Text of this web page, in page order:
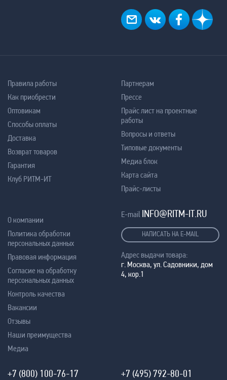
Правила работы
Как приобрести
Оптовикам
Способы оплаты
Доставка
Возврат товаров
Гарантия
Клуб РИТМ-ИТ
Партнерам
Прессе
Прайс лист на проектные
работы
Вопросы и ответы
Типовые документы
Медиа блок
Карта сайта
Прайс-листы
О компании
Политика обработки
персональных данных
Правовая информация
Согласие на обработку
персональных данных
Контроль качества
Вакансии
Отзывы
Наши преимущества
Медиа
E-mail INFO@RITM-IT.RU
НАПИСАТЬ НА E-MAIL
Адрес выдачи товара:
г. Москва, ул. Садовники, дом
4, кор.1
+7 (800) 100-76-17 +7 (495) 792-80-01